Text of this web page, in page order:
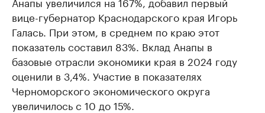
вице-губернатор Краснодарского края Игорь
Галась. При этом, в среднем по краю этот
показатель составил 83%. Вклад Анапы в
базовые отрасли экономики края в 2024 году
оценили в 3,4%. Участие в показателях
Черноморского экономического округа
увеличилось с 10 до 15%.